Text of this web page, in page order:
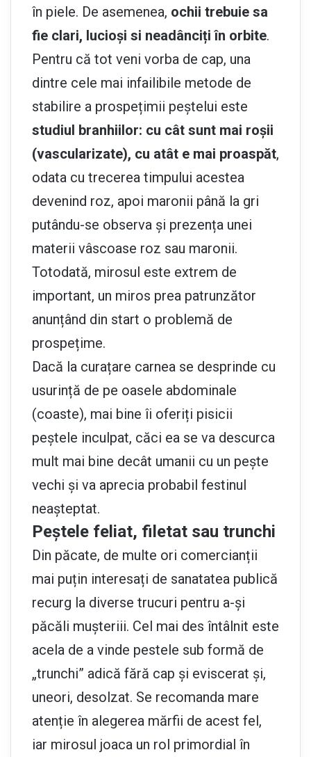
în piele. De asemenea, ochii trebuie sa
fie clari, lucioși si neadânciți în orbite.
Pentru că tot veni vorba de cap, una
dintre cele mai infailibile metode de
stabilire a prospețimii peștelui este
studiul branhiilor: cu cât sunt mai roșii
(vascularizate), cu atât e mai proaspăt,
odata cu trecerea timpului acestea
devenind roz, apoi maronii până la gri
putându-se observa și prezența unei
materii vâscoase roz sau maronii.
Totodată, mirosul este extrem de
important, un miros prea patrunzător
anunțând din start o problemă de
prospețime.
Dacă la curațare carnea se desprinde cu
usurință de pe oasele abdominale
(coaste), mai bine îi oferiți pisicii
peștele inculpat, căci ea se va descurca
mult mai bine decât umanii cu un pește
vechi și va aprecia probabil festinul
neașteptat.
Peștele feliat, filetat sau trunchi
Din păcate, de multe ori comercianții
mai puțin interesați de sanatatea publică
recurg la diverse trucuri pentru a-și
păcăli mușteriii. Cel mai des întâlnit este
acela de a vinde pestele sub formă de
„trunchi” adică fără cap și eviscerat și,
uneori, desolzat. Se recomanda mare
atenție în alegerea mărfii de acest fel,
iar mirosul joaca un rol primordial în